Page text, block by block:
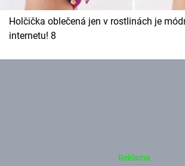
Holčička oblečená jen v rostlinách je
internetu! 8